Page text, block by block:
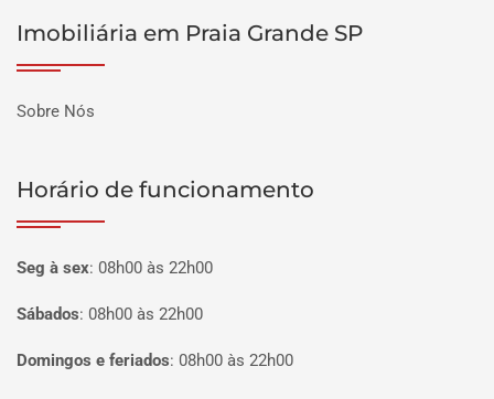
Imobiliária em Praia Grande SP
Sobre Nós
Horário de funcionamento
Seg à sex: 08h00 às 22h00
Sábados: 08h00 às 22h00
Domingos e feriados: 08h00 às 22h00